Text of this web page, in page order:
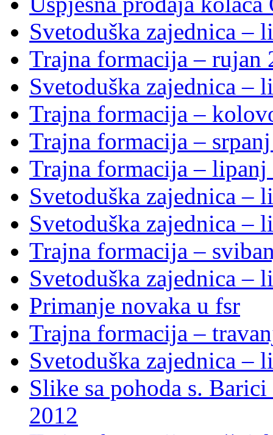
Svetoduška zajednica –
Trajna formacija – rujan
Svetoduška zajednica –
Trajna formacija –
Trajna formacija –
Trajna formacija – lipanj
Svetoduška zajednica –
Svetoduška zajednica –
Trajna formacija –
Svetoduška zajednica –
Primanje novaka u fsr
Trajna formacija –
Svetoduška zajednica –
Slike sa pohoda s.
2012